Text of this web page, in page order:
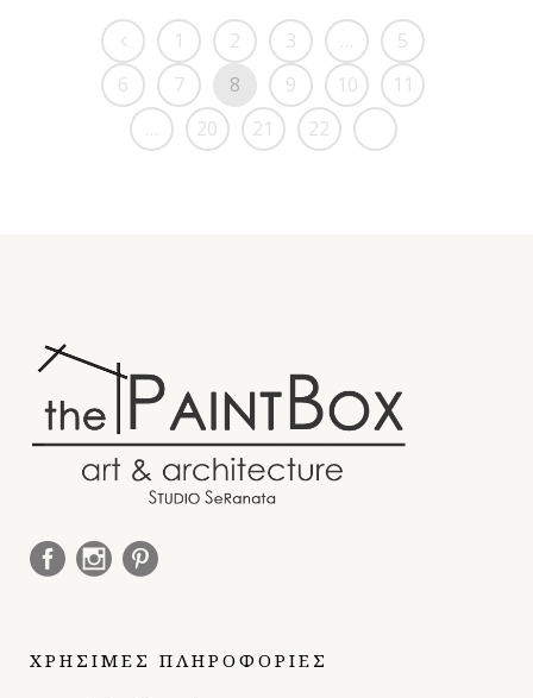
1 2 3 …
5
6
7 8 9 10
11
…
20 21 22
ΧΡΗΣΙΜΕΣ ΠΛΗΡΟΦΟΡΙΕΣ